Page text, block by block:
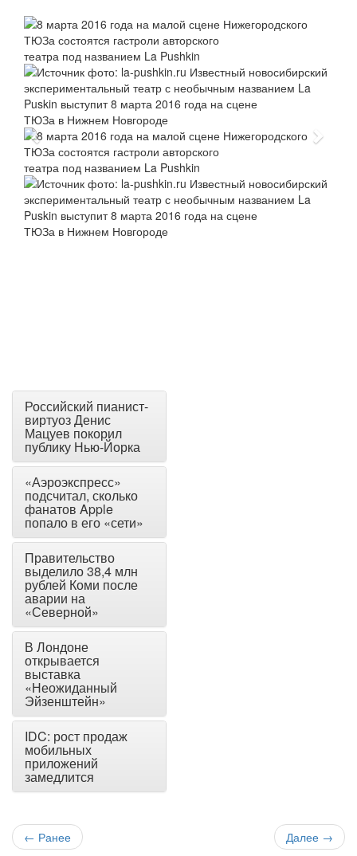
Российский пианист-
виртуоз Денис
Мацуев покорил
публику Нью-Йорка
«Аэроэкспресс»
подсчитал, сколько
фанатов Apple
попало в его «сети»
Правительство
выделило 38,4 млн
рублей Коми после
аварии на
«Северной»
В Лондоне
открывается
выставка
«Неожиданный
Эйзенштейн»
IDC: рост продаж
мобильных
приложений
замедлится
← Ранее Далее →